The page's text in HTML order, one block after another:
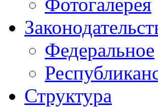
Федеральное
Структура